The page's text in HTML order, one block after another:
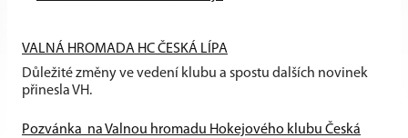
VALNÁ HROMADA HC ČESKÁ LÍPA
Důležité změny ve vedení klubu a spostu dalších novinek
přinesla VH.
Pozvánka na Valnou hromadu Hokejového klubu Česká